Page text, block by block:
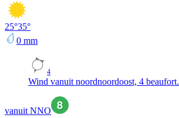
25°35°
0 mm
4
Wind vanuit noordnoordoost, 4 beaufort.
vanuit NNO